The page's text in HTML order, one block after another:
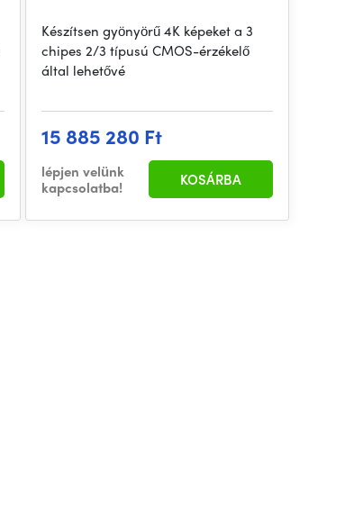
Készítsen gyönyörű 4K képeket a 3
chipes 2/3 típusú CMOS-érzékelő
által lehetővé
15 885 280 Ft
lépjen velünk
kapcsolatba!
KOSÁRBA